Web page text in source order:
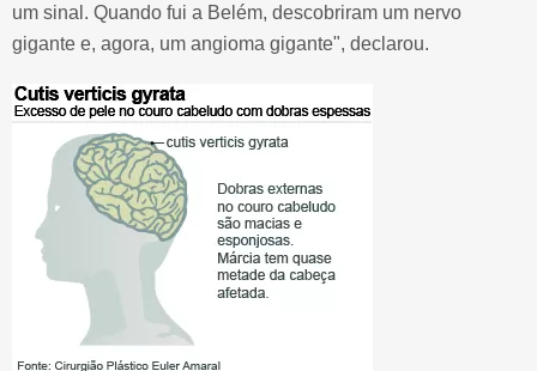
um sinal. Quando fui a Belém, descobriram um nervo
gigante e, agora, um angioma gigante", declarou.